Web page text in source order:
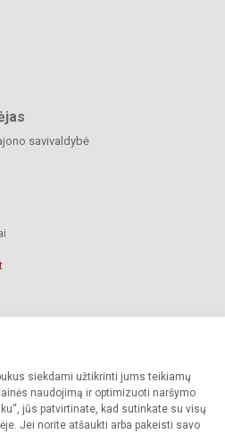
siekdami užtikrinti jums teikiamų
naudojimą ir optimizuoti naršymo
jūs patvirtinate, kad sutinkate su visų
Jei norite atšaukti arba pakeisti savo
savivaldybė
Visos teisės saugomos.
sutikimo griežtai draudžiama.
Slapukų politika Privatumo politika